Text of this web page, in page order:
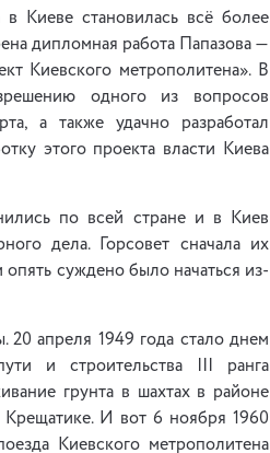
в Киеве становилась всё более
дипломная работа Папазова —
Киевского метрополитена». В
одного из вопросов
а также удачно разработал
этого проекта власти Киева
по всей стране и в Киев
дела. Горсовет сначала их
суждено было начаться из-
20 апреля 1949 года стало днем
и строительства III ранга
грунта в шахтах в районе
Крещатике. И вот 6 ноября 1960
Киевского метрополитена